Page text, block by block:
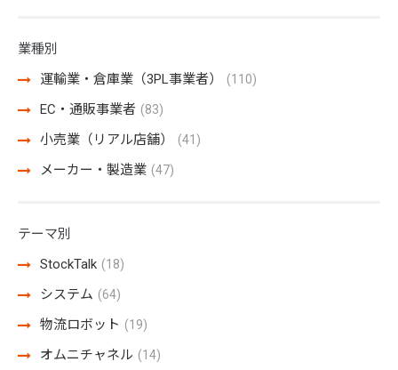
業種別
運輸業・倉庫業（3PL事業者）
(110)
EC・通販事業者 (83)
小売業（リアル店舗） (41)
メーカー・製造業 (47)
テーマ別
StockTalk (18)
システム (64)
物流ロボット (19)
オムニチャネル (14)